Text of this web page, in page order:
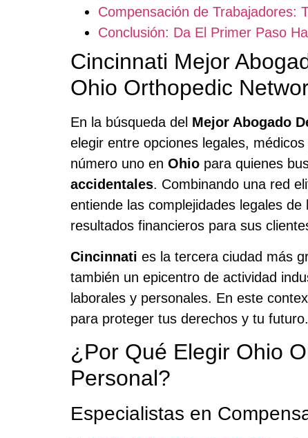
Compensación de Trabajadores:
Conclusión: Da El Primer Paso
Cincinnati Mejor
Ohio Orthopedic
En la búsqueda del Mejor Abogado
elegir entre opciones legales,
número uno en Ohio para quienes
accidentales. Combinando una red
entiende las complejidades legales
resultados financieros para sus
Cincinnati es la tercera ciudad más
también un epicentro de actividad
laborales y personales. En este
para proteger tus derechos y tu futuro.
¿Por Qué Elegir Ohio
Personal?
Especialistas en